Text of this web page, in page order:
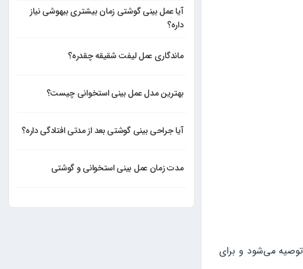
توصیه می‌شود و برای
آیا عمل بینی گوشتی زمان بیشتری بیهوشی نیاز
داره؟
ماندگاری عمل لیفت شقیقه چقدره؟
بهترین مدل عمل بینی استخوانی چیست؟
آیا جراحی بینی گوشتی بعد از مدتی افتادگی داره؟
مدت زمان عمل بینی استخوانی و گوشتی